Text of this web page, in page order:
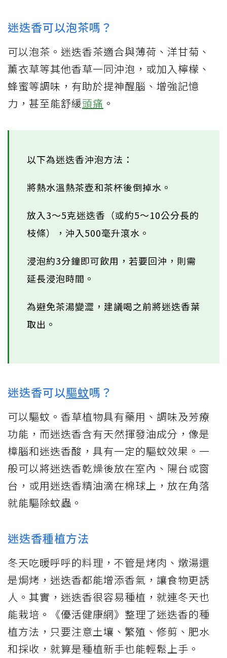
迷迭香可以泡茶嗎？
可以泡茶。迷迭香茶適合與薄荷、洋甘菊、
薰衣草等其他香草一同沖泡，或加入檸檬、
蜂蜜等調味，有助於提神醒腦、增強記憶
力，甚至能舒緩頭痛 。
以下為迷迭香沖泡方法：
將熱水溫熱茶壺和茶杯後倒掉水。
放入3～5克迷迭香（或約5～10公分長的
枝條），沖入500毫升滾水。
浸泡約3分鐘即可飲用，若要回沖，則需
延長浸泡時間。
為避免茶湯變澀，建議喝之前將迷迭香葉
取出。
迷迭香可以驅蚊嗎？
可以驅蚊。香草植物具有藥用、調味及芳療
功能，而迷迭香含有天然揮發油成分，像是
樟腦和迷迭香酸，具有一定的驅蚊效果。一
般可以將迷迭香乾燥後放在室內、陽台或窗
台，或用迷迭香精油滴在棉球上，放在角落
就能驅除蚊蟲。
迷迭香種植方法
冬天吃暖呼呼的料理，不管是烤肉、燉湯還
是焗烤，迷迭香都能增添香氣，讓食物更誘
人。其實，迷迭香很容易種植，就連冬天也
能栽培。《優活健康網》整理了迷迭香的種
植方法，只要注意土壤、繁殖、修剪、肥水
和採收，就算是種植新手也能輕鬆上手。